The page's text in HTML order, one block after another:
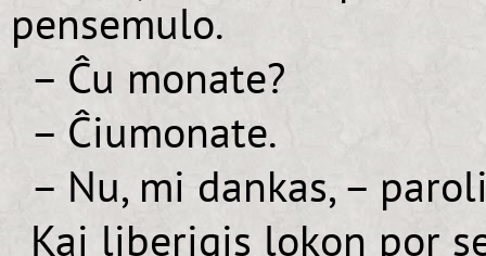
pensemulo.
– Ĉu monate?
– Ĉiumonate.
– Nu, mi dankas, –
Kaj liberigis lokon por